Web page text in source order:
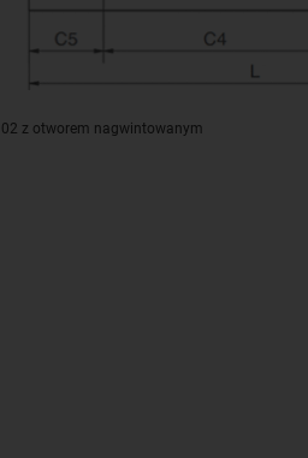
02 z otworem nagwintowanym